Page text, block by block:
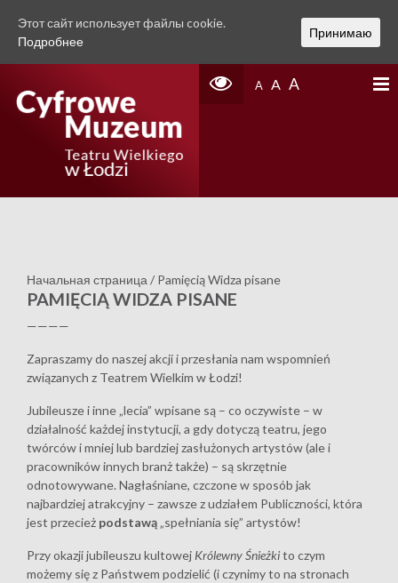
A A A
Начальная страница / Pamięcią Widza pisane
PAMIĘCIĄ WIDZA PISANE
————
Zapraszamy do naszej akcji i przesłania nam wspomnień
związanych z Teatrem Wielkim w Łodzi!
Jubileusze i inne „lecia” wpisane są – co oczywiste – w
działalność każdej instytucji, a gdy dotyczą teatru, jego
twórców i mniej lub bardziej zasłużonych artystów (ale i
pracowników innych branż także) – są skrzętnie
odnotowywane. Nagłaśniane, czczone w sposób jak
najbardziej atrakcyjny – zawsze z udziałem Publiczności, która
jest przecież podstawą „spełniania się” artystów!
Przy okazji jubileuszu kultowej Królewny Śnieżkito czym
możemy się z Państwem podzielić (i czynimy to na stronach
Этот сайт использует файлы cookie.
Подробнее
Принимаю